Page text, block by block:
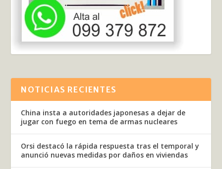
NOTICIAS RECIENTES
China insta a autoridades japonesas a dejar de
jugar con fuego en tema de armas nucleares
Orsi destacó la rápida respuesta tras el temporal y
anunció nuevas medidas por daños en viviendas